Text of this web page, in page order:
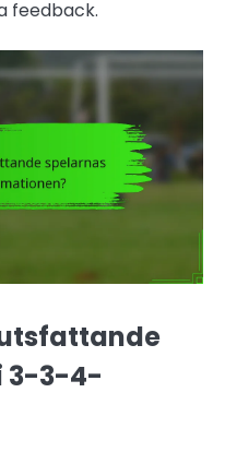
feedback.
3-3-4-